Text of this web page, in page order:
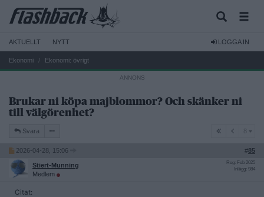
AKTUELLT NYTT LOGGA IN
Ekonomi Ekonomi: övrigt
Brukar ni köpa majblommor? Och skänker ni
till välgörenhet?
Svara
2026-04-28, 15:06 #85
Stiert-Munning
Medlem
Reg: Feb 2025
Inlägg: 984
Citat: